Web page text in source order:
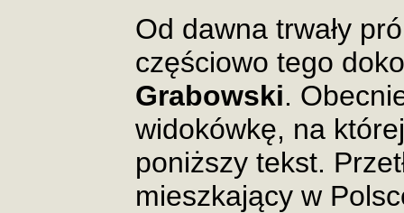
Od dawna trwały
częściowo tego
Grabowski.
widokówkę, na
poniższy tekst.
mieszkający w